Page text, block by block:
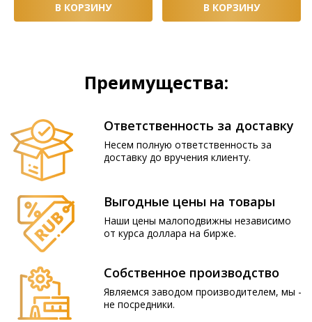
В КОРЗИНУ
В КОРЗИНУ
Преимущества:
Ответственность за доставку
Несем полную ответственность за
доставку до вручения клиенту.
Выгодные цены на товары
Наши цены малоподвижны независимо
от курса доллара на бирже.
Собственное производство
Являемся заводом производителем, мы -
не посредники.